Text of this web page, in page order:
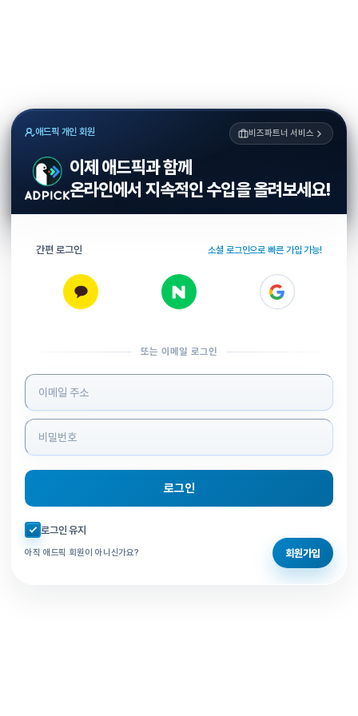
애드픽 개인 회원 비즈파트너 서비스
이제 애드픽과 함께
온라인에서 지속적인 수입을 올려보세요!
간편 로그인 소셜 로그인으로 빠른 가입 가능!
또는 이메일 로그인
로그인 정보 입력
로그인
자동로그인 체크
로그인 유지
아직 애드픽 회원이 아니신가요? 회원가입